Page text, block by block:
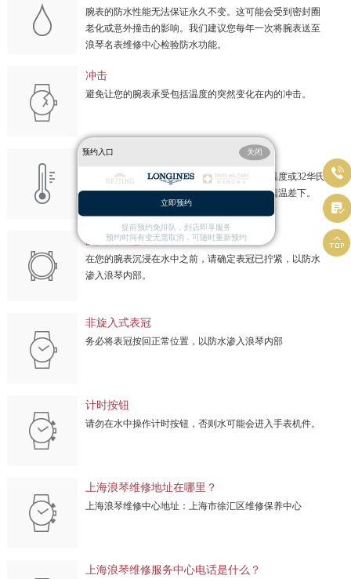
腕表的防水性能无法保证永久不变。这可能会受到密封圈
老化或意外撞击的影响。我们建议您每年一次将腕表送至
浪琴名表维修中心检验防水功能。
冲击
避免让您的腕表承受包括温度的突然变化在内的冲击。
温度
避免让您的腕表暴露于极端温度（低于0摄氏温度或32华氏
温度，高于60摄氏温度或140华氏温度）或极端温差下。
旋入式表冠
在您的腕表沉浸在水中之前，请确定表冠已拧紧，以防水
渗入浪琴内部。
非旋入式表冠
务必将表冠按回正常位置，以防水渗入浪琴内部
计时按钮
请勿在水中操作计时按钮，否则水可能会进入手表机件。
上海浪琴维修地址在哪里？
上海浪琴维修中心地址：上海市徐汇区维修保养中心
上海浪琴维修服务中心电话是什么？



预约入口 关闭
立即预约
提前预约免排队，到店即享服务
预约时间有变无需取消，可随时重新预约